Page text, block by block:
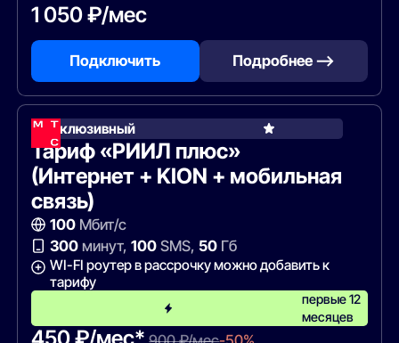
1 050 ₽/мес
Подключить Подробнее —>
Эксклюзивный
Тариф «РИИЛ плюс»
(Интернет + KION + мобильная
связь)
100Мбит/с
300минут, 100SMS, 50Гб
WI-FI роутер в рассрочку можно добавить к
тарифу
первые 12
месяцев